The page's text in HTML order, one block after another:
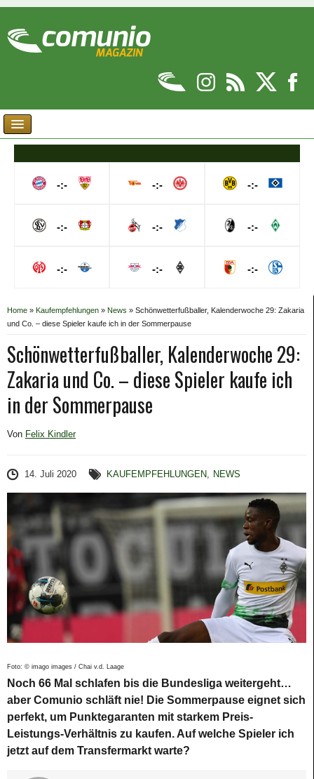
-:-
-:-
-:-
-:-
-:-
-:-
-:-
-:-
-:-
Home » Kaufempfehlungen » News » Schönwetterfußballer, Kalenderwoche 29: Zakaria
und Co. – diese Spieler kaufe ich in der Sommerpause
Schönwetterfußballer, Kalenderwoche 29:
Zakaria und Co. – diese Spieler kaufe ich
in der Sommerpause
Von Felix Kindler
14. Juli 2020 KAUFEMPFEHLUNGEN, NEWS
Foto: © imago images / Chai v.d. Laage
Noch 66 Mal schlafen bis die Bundesliga weitergeht…
aber Comunio schläft nie! Die Sommerpause eignet sich
perfekt, um Punktegaranten mit starkem Preis-
Leistungs-Verhältnis zu kaufen. Auf welche Spieler ich
jetzt auf dem Transfermarkt warte?